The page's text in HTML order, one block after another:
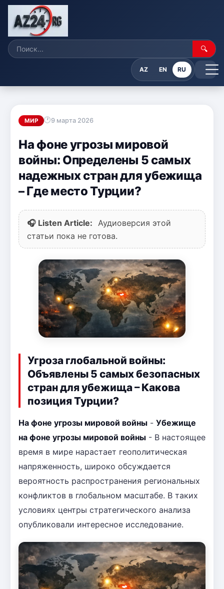
🔍
AZ EN RU
МИР 9 марта 2026
На фоне угрозы мировой
войны: Определены 5 самых
надежных стран для убежища
– Где место Турции?
🎧 Listen Article:
Аудиоверсия этой
статьи пока не готова.
Угроза глобальной войны:
Объявлены 5 самых безопасных
стран для убежища – Какова
позиция Турции?
На фоне угрозы мировой войны - Убежище
на фоне угрозы мировой войны - В настоящее
время в мире нарастает геополитическая
напряженность, широко обсуждается
вероятность распространения региональных
конфликтов в глобальном масштабе. В таких
условиях центры стратегического анализа
опубликовали интересное исследование.